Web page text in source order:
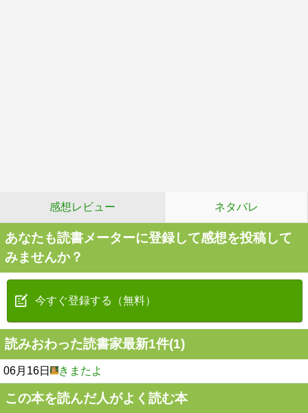
感想レビュー ネタバレ
あなたも読書メーターに登録して感想を投稿して
みませんか？
今すぐ登録する（無料）
読みおわった読書家最新1件(1)
06月16日 きまたよ
この本を読んだ人がよく読む本